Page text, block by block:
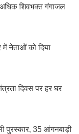
शिवभक्त गंगाजल
नेताओं को दिया
दिवस पर हर घर
पुरस्कार, 35 आंगनबाड़ी